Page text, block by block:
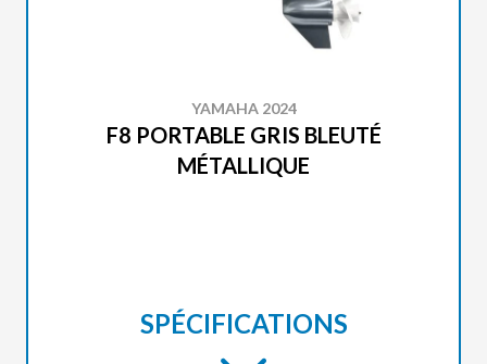
YAMAHA 2024
F8 PORTABLE GRIS BLEUTÉ
MÉTALLIQUE
SPÉCIFICATIONS